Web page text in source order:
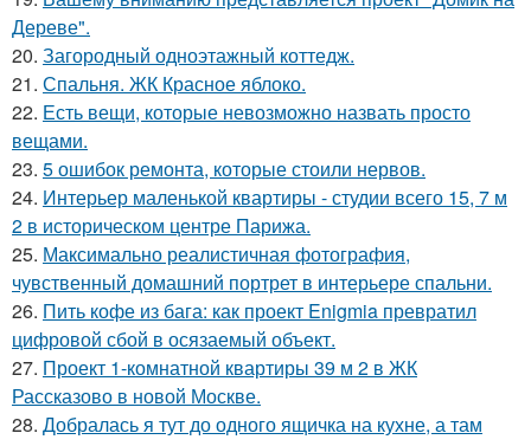
Дереве".
20. Загородный одноэтажный коттедж.
21. Спальня. ЖК Красное яблоко.
22. Есть вещи, которые невозможно назвать просто
вещами.
23. 5 ошибок ремонта, которые стоили нервов.
24. Интерьер маленькой квартиры - студии всего 15, 7 м
2 в историческом центре Парижа.
25. Максимально реалистичная фотография,
чувственный домашний портрет в интерьере спальни.
26. Пить кофе из бага: как проект Enigmia превратил
цифровой сбой в осязаемый объект.
27. Проект 1-комнатной квартиры 39 м 2 в ЖК
Рассказово в новой Москве.
28. Добралась я тут до одного ящичка на кухне, а там